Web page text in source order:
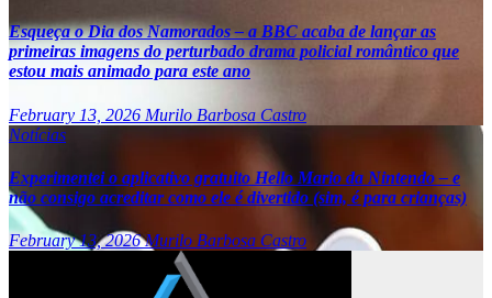
Esqueça o Dia dos Namorados – a BBC acaba de lançar as
primeiras imagens do perturbado drama policial romântico que
estou mais animado para este ano
February 13, 2026 Murilo Barbosa Castro
Notícias
Experimentei o aplicativo gratuito Hello Mario da Nintendo – e
não consigo acreditar como ele é divertido (sim, é para crianças)
February 13, 2026Murilo Barbosa Castro